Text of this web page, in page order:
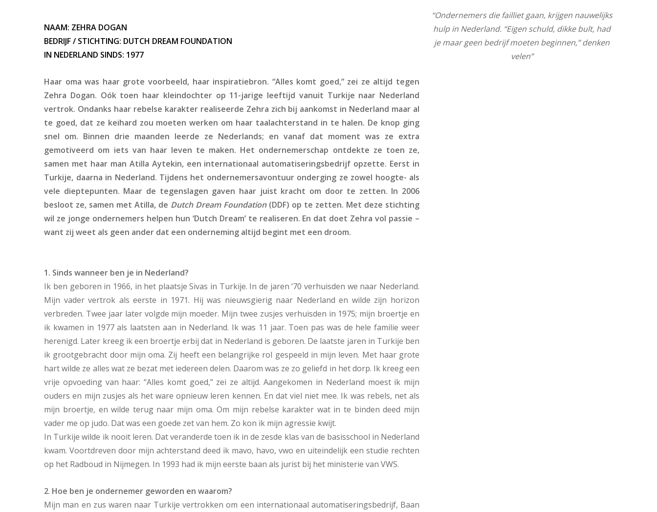
NAAM: ZEHRA DOGAN
BEDRIJF / STICHTING: DUTCH DREAM FOUNDATION
IN NEDERLAND SINDS: 1977
Haar oma was haar grote voorbeeld, haar inspiratiebron. “Alles komt goed,” zei ze altijd tegen
Zehra Dogan. Oók toen haar kleindochter op 11-jarige leeftijd vanuit Turkije naar Nederland
vertrok. Ondanks haar rebelse karakter realiseerde Zehra zich bij aankomst in Nederland maar al
te goed, dat ze keihard zou moeten werken om haar taalachterstand in te halen. De knop ging
snel om. Binnen drie maanden leerde ze Nederlands; en vanaf dat moment was ze extra
gemotiveerd om iets van haar leven te maken. Het ondernemerschap ontdekte ze toen ze,
samen met haar man Atilla Aytekin, een internationaal automatiseringsbedrijf opzette. Eerst in
Turkije, daarna in Nederland. Tijdens het ondernemersavontuur onderging ze zowel hoogte- als
vele dieptepunten. Maar de tegenslagen gaven haar juist kracht om door te zetten. In 2006
besloot ze, samen met Atilla, de Dutch Dream Foundation(DDF) op te zetten. Met deze stichting
wil ze jonge ondernemers helpen hun ‘Dutch Dream’ te realiseren. En dat doet Zehra vol passie –
want zij weet als geen ander dat een onderneming altijd begint met een droom.
1. Sinds wanneer ben je in Nederland?
Ik ben geboren in 1966, in het plaatsje Sivas in Turkije. In de jaren ‘70 verhuisden we naar Nederland.
Mijn vader vertrok als eerste in 1971. Hij was nieuwsgierig naar Nederland en wilde zijn horizon
verbreden. Twee jaar later volgde mijn moeder. Mijn twee zusjes verhuisden in 1975; mijn broertje en
ik kwamen in 1977 als laatsten aan in Nederland. Ik was 11 jaar. Toen pas was de hele familie weer
herenigd. Later kreeg ik een broertje erbij dat in Nederland is geboren. De laatste jaren in Turkije ben
ik grootgebracht door mijn oma. Zij heeft een belangrijke rol gespeeld in mijn leven. Met haar grote
hart wilde ze alles wat ze bezat met iedereen delen. Daarom was ze zo geliefd in het dorp. Ik kreeg een
vrije opvoeding van haar: “Alles komt goed,” zei ze altijd. Aangekomen in Nederland moest ik mijn
ouders en mijn zusjes als het ware opnieuw leren kennen. En dat viel niet mee. Ik was rebels, net als
mijn broertje, en wilde terug naar mijn oma. Om mijn rebelse karakter wat in te binden deed mijn
vader me op judo. Dat was een goede zet van hem. Zo kon ik mijn agressie kwijt.
In Turkije wilde ik nooit leren. Dat veranderde toen ik in de zesde klas van de basisschool in Nederland
kwam. Voortdreven door mijn achterstand deed ik mavo, havo, vwo en uiteindelijk een studie rechten
op het Radboud in Nijmegen. In 1993 had ik mijn eerste baan als jurist bij het ministerie van VWS.
2. Hoe ben je ondernemer geworden en waarom?
Mijn man en zus waren naar Turkije vertrokken om een internationaal automatiseringsbedrijf, Baan
“Ondernemers die failliet gaan, krijgen nauwelijks
hulp in Nederland. “Eigen schuld, dikke bult, had
je maar geen bedrijf moeten beginnen,” denken
velen”